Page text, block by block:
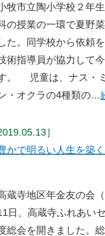
牧市立陶小学校２年
の授業の一環で夏野
た。同学校から依頼
術指導員が協力して
。 児童は、ナス・
・オクラの4種類の…
］
かで明るい人生を築
蔵寺地区年金友の会
日、高蔵寺ふれあい
総会を開きました。